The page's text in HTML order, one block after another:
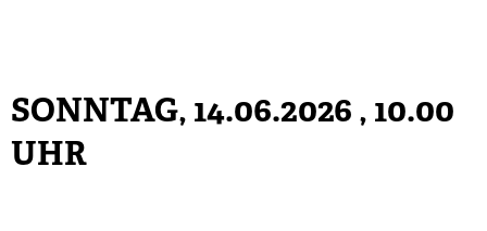
SONNTAG, 14.06.2026 , 10.00
UHR